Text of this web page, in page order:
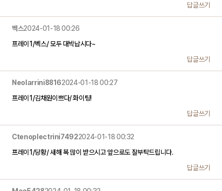
답글쓰기
벡스2024-01-18 00:26
프레이1/벡스/ 모두 대박납시다~
답글쓰기
Neolarrini88162024-01-18 00:27
프레이1/김채원이쁘다/ 화이팅!
답글쓰기
Ctenoplectrini74922024-01-18 00:32
프레이1/당황/ 새해 복 많이 받으시고 앞으로도 잘부탁드립니다.
답글쓰기